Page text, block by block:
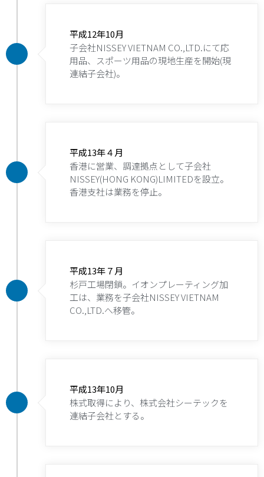
平成12年10月
子会社NISSEY VIETNAM CO.,LTD.にて応
用品、スポーツ用品の現地生産を開始(現
連結子会社)。
平成13年４月
香港に営業、調達拠点として子会社
NISSEY(HONG KONG)LIMITEDを設立。
香港支社は業務を停止。
平成13年７月
杉戸工場閉鎖。イオンプレーティング加
工は、業務を子会社NISSEY VIETNAM
CO.,LTD.へ移管。
平成13年10月
株式取得により、株式会社シーテックを
連結子会社とする。